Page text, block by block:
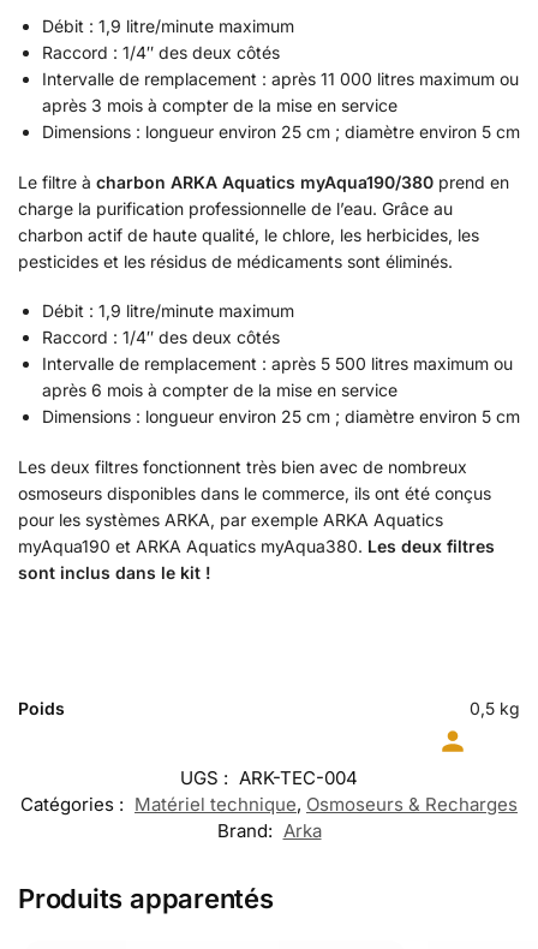
Débit : 1,9 litre/minute maximum
Raccord : 1/4″ des deux côtés
Intervalle de remplacement : après 11 000 litres maximum ou
après 3 mois à compter de la mise en service
Dimensions : longueur environ 25 cm ; diamètre environ 5 cm
Le filtre à charbon ARKA Aquatics myAqua190/380 prend en
charge la purification professionnelle de l’eau. Grâce au
charbon actif de haute qualité, le chlore, les herbicides, les
pesticides et les résidus de médicaments sont éliminés.
Débit : 1,9 litre/minute maximum
Raccord : 1/4″ des deux côtés
Intervalle de remplacement : après 5 500 litres maximum ou
après 6 mois à compter de la mise en service
Dimensions : longueur environ 25 cm ; diamètre environ 5 cm
Les deux filtres fonctionnent très bien avec de nombreux
osmoseurs disponibles dans le commerce, ils ont été conçus
pour les systèmes ARKA, par exemple ARKA Aquatics
myAqua190 et ARKA Aquatics myAqua380. Les deux filtres
sont inclus dans le kit !
Poids 0,5 kg
UGS : ARK-TEC-004
Catégories : Matériel technique, Osmoseurs & Recharges
Brand: Arka
Produits apparentés